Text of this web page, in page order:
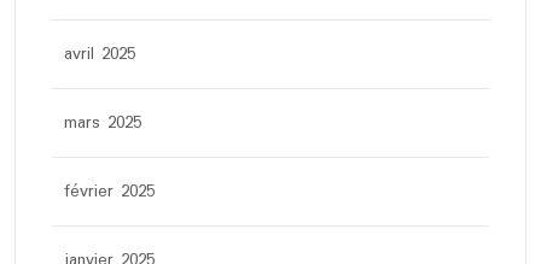
avril 2025
mars 2025
février 2025